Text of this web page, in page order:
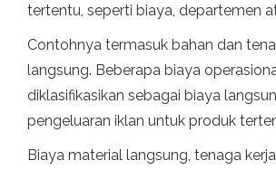
tertentu, seperti biaya, departemen
Contohnya termasuk bahan dan
langsung. Beberapa biaya
diklasifikasikan sebagai biaya
pengeluaran iklan untuk produk
Biaya material langsung, tenaga